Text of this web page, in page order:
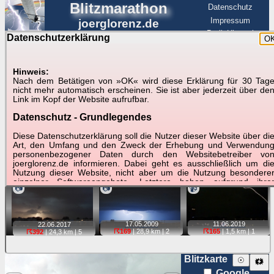
Datenschutzerklärung
Hinweis:
Nach dem Betätigen von »OK« wird diese Erklärung für 30 Tage
nicht mehr automatisch erscheinen. Sie ist aber jederzeit über den
Link im Kopf der Website aufrufbar.
Datenschutz - Grundlegendes
Diese Datenschutzerklärung soll die Nutzer dieser Website über die
Art, den Umfang und den Zweck der Erhebung und Verwendung
personenbezogener Daten durch den Websitebetreiber von
joerglorenz.de informieren. Dabei geht es ausschließlich um die
Nutzung dieser Website, nicht aber um die Nutzung besonderer
einzelner Softwareangebote. Letztere haben aufgrund ihrer
Funktionen Besonderheiten, so dass verschiedene Daten
gespeichert werden müssen, die für das Funktionieren erforderlich
sind. Hier ist es wichtig, dass Sie selbst zum Testen dieser
Funktionen möglichst erfundene Daten verwenden. Ansonsten wird
auf die spezifischen Besonderheiten beim jeweiligen Angebot
gesondert hingewiesen.
Generell gilt: Wenn Sie ein Angebot bei den Add-Ins nutzen, bei
dem Daten übertragen werden, werden diese Daten auf dem
Blitzmarathon
joerglorenz.de
Datenschutz
Impressum
BerlinHimmel
Blitzmarathon
Gewitter über Berlin:
stärkste Blitze
Tipp:Auf der Karte beim Einzelfoto können
Sie auf ihre Position tippen und sehen, wie
weit die gewählte Position zu den Blitzen auf dem Foto bzw.
im Video entfernt ist. Quelle der Blitzdaten:
kachelmannwetter. Doppelklick auf Thumb zum Anzeigen.
📷
22.06. 2017
☈392| 24,3 km |5
📷
17.05. 2009
☈169| 28,9 km |2
📹
11.06.2019
☈165| 1,5 km |1
Blitzkarte 🗱
☉